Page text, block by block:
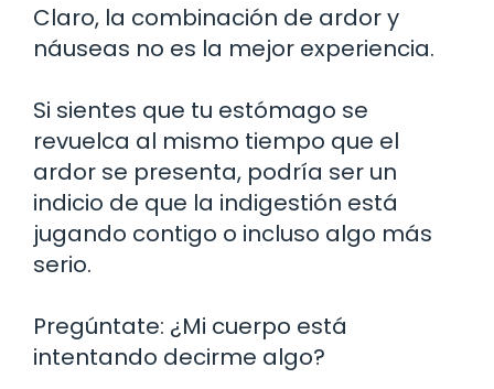
Claro, la combinación de ardor y
náuseas no es la mejor experiencia.
Si sientes que tu estómago se
revuelca al mismo tiempo que el
ardor se presenta, podría ser un
indicio de que la indigestión está
jugando contigo o incluso algo más
serio.
Pregúntate: ¿Mi cuerpo está
intentando decirme algo?